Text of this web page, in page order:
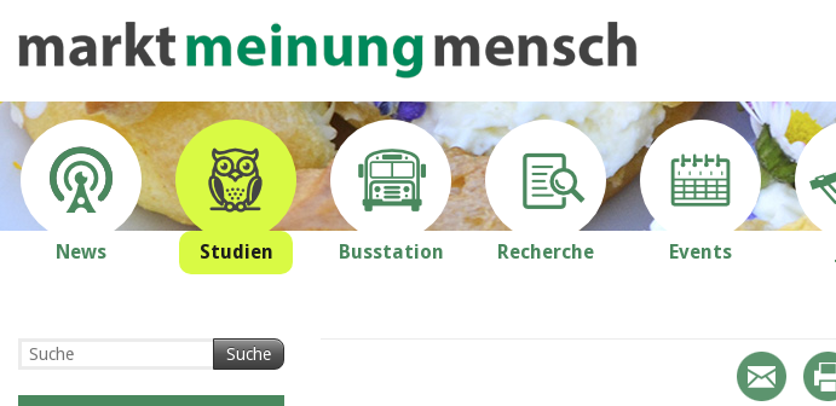
News Studien Busstation Recherche Events
Suche